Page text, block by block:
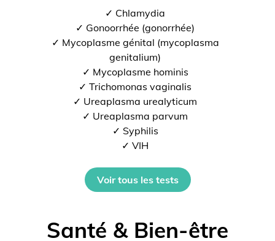
✓ Chlamydia
✓ Gonoorrhée (gonorrhée)
✓ Mycoplasme génital (mycoplasma
genitalium)
✓ Mycoplasme hominis
✓ Trichomonas vaginalis
✓ Ureaplasma urealyticum
✓ Ureaplasma parvum
✓ Syphilis
✓ VIH
Voir tous les tests
Santé & Bien-être